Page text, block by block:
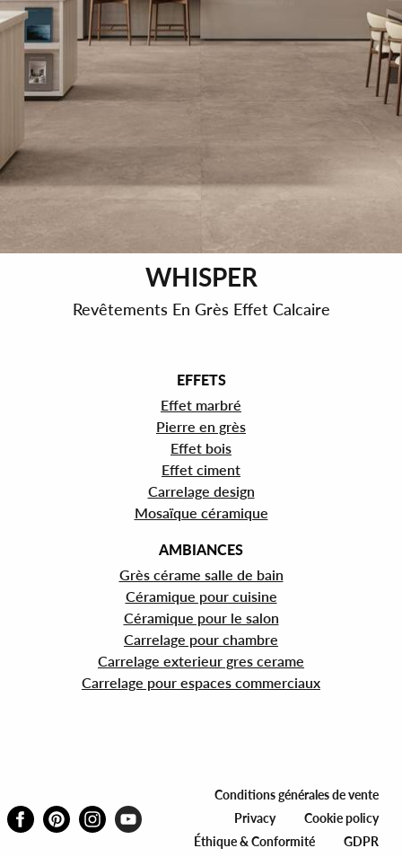
WHISPER
Revêtements En Grès Effet Calcaire
EFFETS
Effet marbré
Pierre en grès
Effet bois
Effet ciment
Carrelage design
Mosaïque céramique
AMBIANCES
Grès cérame salle de bain
Céramique pour cuisine
Céramique pour le salon
Carrelage pour chambre
Carrelage exterieur gres cerame
Carrelage pour espaces commerciaux
Conditions générales de vente
Privacy
Cookie policy
Éthique & Conformité
GDPR